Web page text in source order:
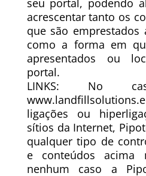
acrescentar tanto os
que são emprestados
como a forma em
apresentados ou
portal.
LINKS: No
ligações ou
sítios da Internet,
qualquer tipo de
e conteúdos acima
nenhum caso a